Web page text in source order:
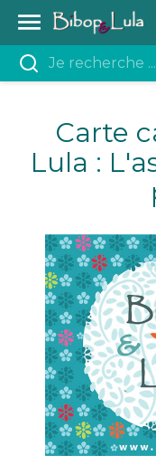

Carte
Lula :